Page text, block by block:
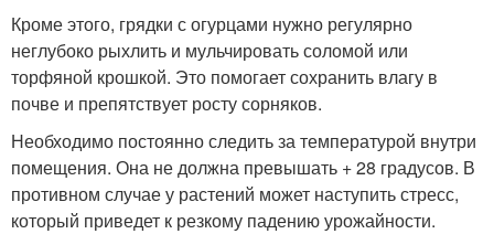
Кроме этого, грядки с огурцами нужно регулярно
неглубоко рыхлить и мульчировать соломой или
торфяной крошкой. Это помогает сохранить влагу в
почве и препятствует росту сорняков.
Необходимо постоянно следить за температурой внутри
помещения. Она не должна превышать + 28 градусов. В
противном случае у растений может наступить стресс,
который приведет к резкому падению урожайности.